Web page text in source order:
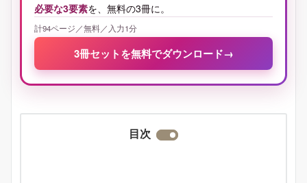
必要な3要素を、無料の3冊に。
計94ページ／無料／入力1分
3冊セットを無料でダウンロード→
目次